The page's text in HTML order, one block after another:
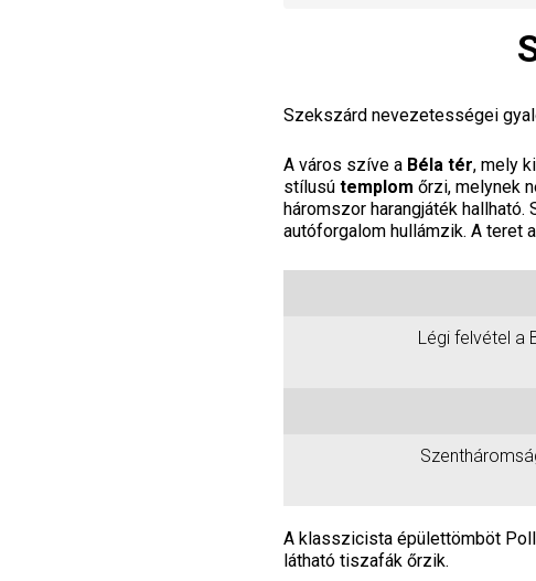
Szekszárd nevezetességei
A város szíve a Béla tér, mely
stílusú templom őrzi, melynek
háromszor harangjáték
autóforgalom hullámzik. A teret a
Légi felvétel a
A klasszicista épülettömböt
látható tiszafák őrzik.